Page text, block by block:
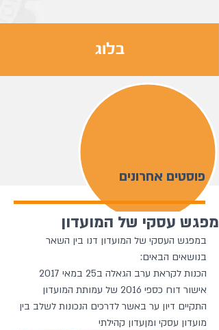
בלוג
פוסטים אחרונים
מפגש עסקי של המועדון
במפגש העסקי של המועדון דנו בין השאר
בנושאים הבאים:
הכנות לקראת ערב הגאלה ב25 במאי 2017
אישור דוח כספי 2016 של עמותת המועדון
התקיים דיון ער באשר לדרכים הנכונות לשלב בין
מועדון עסקי ומןעדון קהילתי